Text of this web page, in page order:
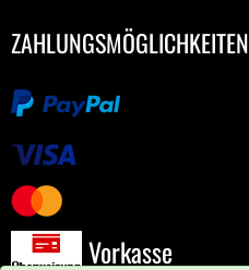
ZAHLUNGSMÖGLICHKEITEN
Vorkasse